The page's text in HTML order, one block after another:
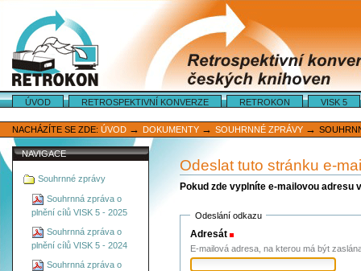
Oddíly
ÚVOD RETROSPEKTIVNÍ KONVERZE RETROKON
VISK 5
Osobní
nástroje
NACHÁZÍTE SE ZDE: ÚVOD → DOKUMENTY → SOUHRNNÉ ZPRÁVY →
NAVIGACE
Souhrnné zprávy
Souhrnná zpráva o
plnění cílů VISK 5 - 2025
Souhrnná zpráva o
plnění cílů VISK 5 - 2024
Souhrnná zpráva o
Odeslat tuto stránku e-
Pokud zde vyplníte e-mailovou adresu
Odeslání odkazu
Adresát
E-mailová adresa, na kterou má být